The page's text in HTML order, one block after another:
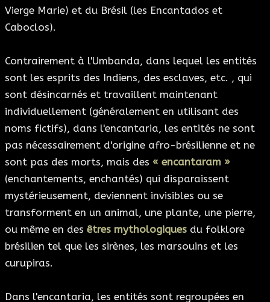
Vierge Marie) et du Brésil (les Encantados et
Caboclos).
Contrairement à l'Umbanda, dans lequel les entités
sont les esprits des Indiens, des esclaves, etc. , qui
sont désincarnés et travaillent maintenant
individuellement (généralement en utilisant des
noms fictifs), dans l'encantaria, les entités ne sont
pas nécessairement d'origine afro-brésilienne et ne
sont pas des morts, mais des « encantaram »
(enchantements, enchantés) qui disparaissent
mystérieusement, deviennent invisibles ou se
transforment en un animal, une plante, une pierre,
ou même en des êtres mythologiques du folklore
brésilien tel que les sirènes, les marsouins et les
curupiras.
Dans l'encantaria, les entités sont regroupées en